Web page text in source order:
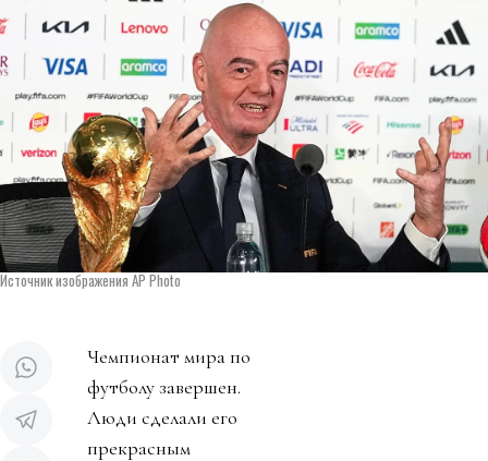
Источник изображения AP Photo
Чемпионат мира по
футболу завершен.
Люди сделали его
прекрасным